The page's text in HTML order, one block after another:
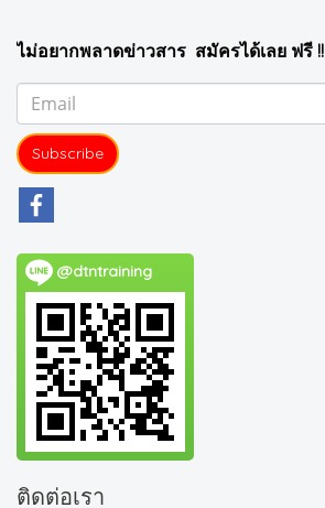
ไม่อยากพลาดข่าวสาร สมัครได้เลย ฟรี !!
Subscribe
@dtntraining
ติดต่อเรา